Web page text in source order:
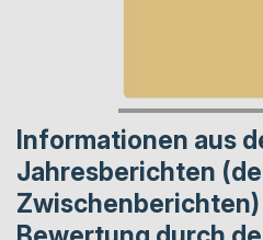
Informationen aus
Jahresberichten